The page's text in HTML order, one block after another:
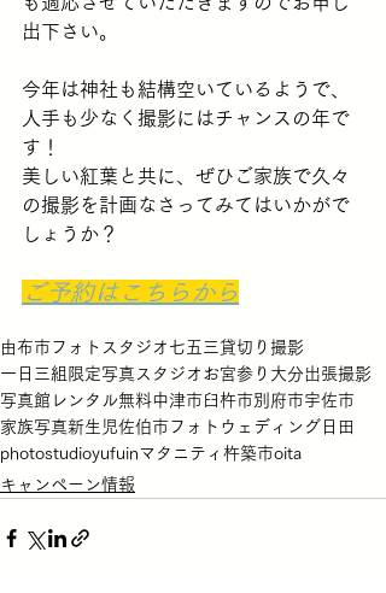
出下さい。
今年は神社も結構空いているようで、
人手も少なく撮影にはチャンスの年で
す！
美しい紅葉と共に、ぜひご家族で久々
の撮影を計画なさってみてはいかがで
しょうか？
ご予約はこちらから
由布市 フォトスタジオ 七五三 貸切り撮影
一日三組限定写真スタジオ お宮参り 大分出張撮影
写真館 レンタル無料中津市 臼杵市別府市宇佐市
家族写真新生児佐伯市 フォトウェディング 日田
photostudioyufuinマタニティ 杵築市oita
キャンペーン情報